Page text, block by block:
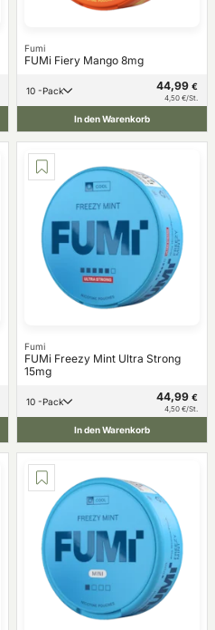
Fumi
FUMi Fiery Mango 8mg
10 -Pack 44,99 €
4,50 €/St.
In den Warenkorb
Fumi
FUMi Freezy Mint Ultra Strong
15mg
10 -Pack 44,99 €
4,50 €/St.
In den Warenkorb